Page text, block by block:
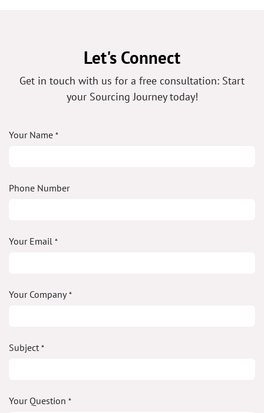
Let's Connect
Get in touch with us for a free consultation: Start
your Sourcing Journey today!
Your Name *
Phone Number
Your Email *
Your Company*
Subject*
Your Question *